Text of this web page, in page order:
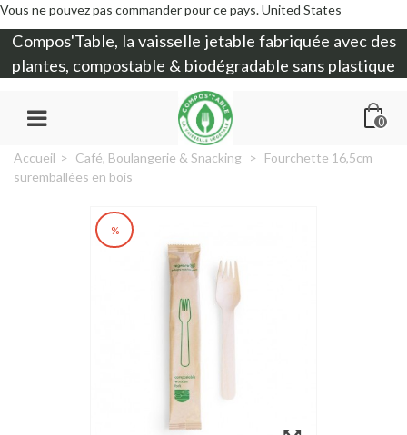
Vous ne pouvez pas commander pour ce pays.United States
Compos'Table, la vaisselle jetable fabriquée avec des
plantes, compostable & biodégradable sans plastique
0
Accueil > Café, Boulangerie & Snacking > Fourchette 16,5cm
suremballées en bois
%